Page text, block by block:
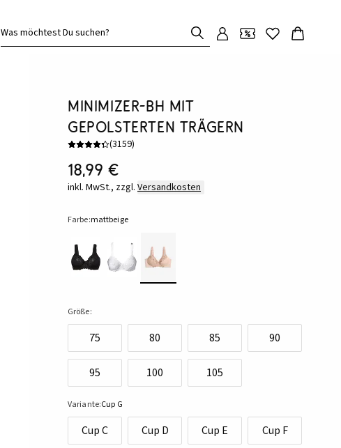
Was möchtest Du suchen?
Minimizer-BH mit
gepolsterten Trägern
(3159)
18,99 €
inkl. MwSt., zzgl. Versandkosten
Farbe:mattbeige
Größe:
75 80 85 90
95 100 105
Variante:Cup G
Cup C Cup D Cup E Cup F